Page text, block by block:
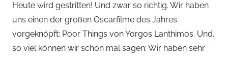
Heute wird gestritten! Und zwar so richtig. Wir haben
uns einen der großen Oscarfilme des Jahres
vorgeknöpft: Poor Things von Yorgos Lanthimos. Und,
so viel können wir schon mal sagen: Wir haben sehr